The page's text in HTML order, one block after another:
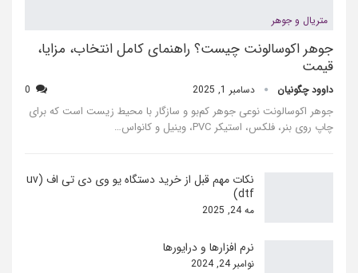
متریال و جوهر
جوهر اکوسالونت چیست؟ راهنمای کامل انتخاب، مزایا،
قیمت
داوود چگونیان دسامبر 1, 2025
جوهر اکوسالونت نوعی جوهر کم‌بو و سازگار با محیط زیست است که برای
چاپ روی بنر، فلکس، استیکر PVC، وینیل و کانواس…
نکات مهم قبل از خرید دستگاه یو وی دی تی اف (uv
dtf)
مه 24, 2025
نرم افزارها و درایورها
نوامبر 24, 2024